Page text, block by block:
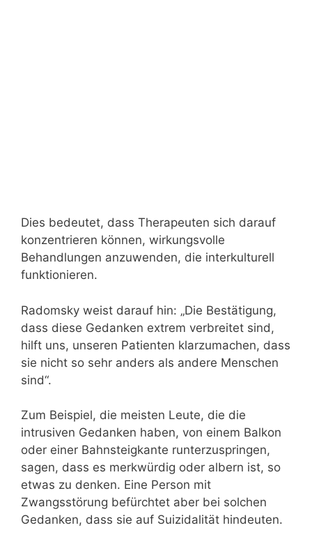
Dies bedeutet, dass Therapeuten sich darauf
konzentrieren können, wirkungsvolle
Behandlungen anzuwenden, die interkulturell
funktionieren.
Radomsky weist darauf hin: „Die Bestätigung,
dass diese Gedanken extrem verbreitet sind,
hilft uns, unseren Patienten klarzumachen, dass
sie nicht so sehr anders als andere Menschen
sind“.
Zum Beispiel, die meisten Leute, die die
intrusiven Gedanken haben, von einem Balkon
oder einer Bahnsteigkante runterzuspringen,
sagen, dass es merkwürdig oder albern ist, so
etwas zu denken. Eine Person mit
Zwangsstörung befürchtet aber bei solchen
Gedanken, dass sie auf Suizidalität hindeuten.